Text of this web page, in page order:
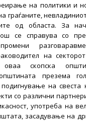
на политики и
граѓаните,
од областа. За
се справува со
промени
на
скопска
презема
на свеста
со различни
употреба на
засадување на